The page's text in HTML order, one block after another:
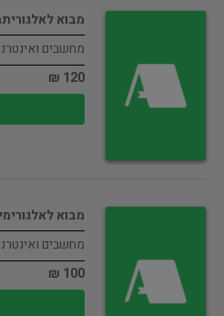
מבוא
מחשבים
120 ₪
מבוא
מחשבים
100 ₪